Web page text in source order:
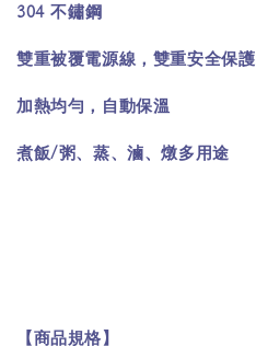
304不鏽鋼
雙重被覆電源線，雙重安全保護
加熱均勻，自動保溫
煮飯/粥、蒸、滷、燉多用途
【商品規格】